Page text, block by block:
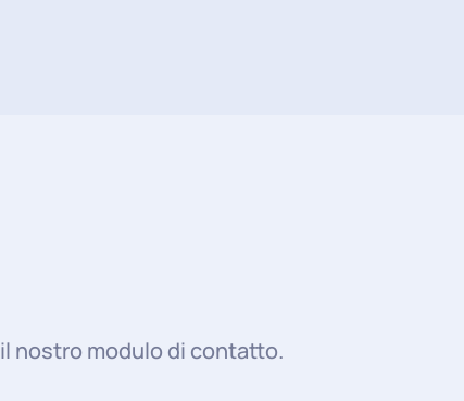
nostro modulo di contatto.